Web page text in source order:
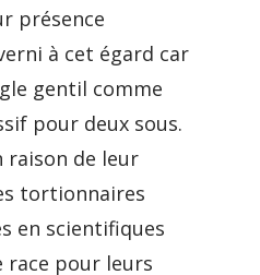
présence
à cet égard car
gentil comme
pour deux sous.
raison de leur
tortionnaires
en scientifiques
pour leurs